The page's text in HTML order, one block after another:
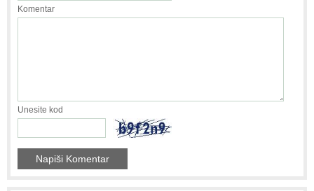
Komentar
Unesite kod